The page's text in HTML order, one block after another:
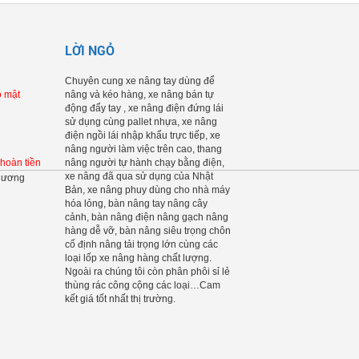
mật
tiền
LỜI NGỎ
Chuyên cung xe nâng tay dùng để
nâng và kéo hàng, xe nâng bán tự
động đẩy tay , xe nâng điện đứng lái
sử dụng cùng pallet nhựa, xe nâng
điện ngồi lái nhập khẩu trực tiếp, xe
nâng người làm việc trên cao, thang
nâng người tự hành chạy bằng điện,
xe nâng đã qua sử dụng của Nhật
Bản, xe nâng phuy dùng cho nhà máy
hóa lỏng, bàn nâng tay nâng cây
cảnh, bàn nâng điện nâng gạch nâng
hàng dễ vỡ, bàn nâng siêu trọng chôn
cố định nâng tải trọng lớn cùng các
loại lốp xe nâng hàng chất lượng.
Ngoài ra chúng tôi còn phân phôi sỉ lẻ
thùng rác công cộng các loại…Cam
kết giá tốt nhất thị trường.